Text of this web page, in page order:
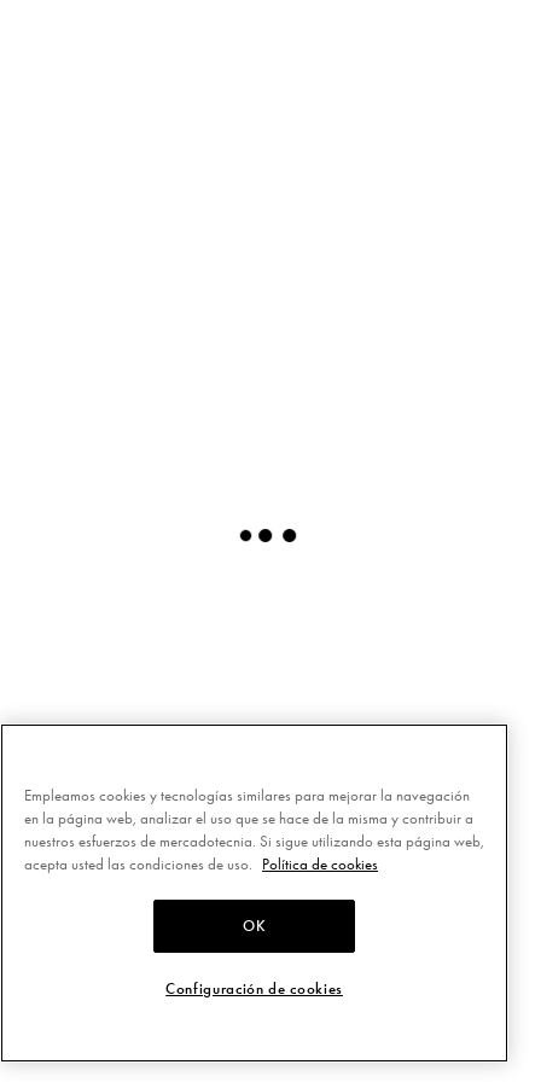
Empleamos cookies y tecnologías similares para mejorar la navegación
en la página web, analizar el uso que se hace de la misma y contribuir a
nuestros esfuerzos de mercadotecnia. Si sigue utilizando esta página web,
acepta usted las condiciones de uso.
Política de cookies
OK
Configuración de cookies